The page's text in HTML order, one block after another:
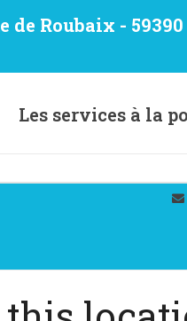
de Roubaix - 59390
Les services à la